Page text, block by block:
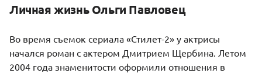
Личная жизнь Ольги Павловец
Во время съемок сериала «Стилет-2» у актрисы
начался роман с актером Дмитрием Щербина . Летом
2004 года знаменитости оформили отношения в